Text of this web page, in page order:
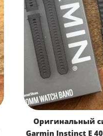
Оригинальный
Garmin Instinct E